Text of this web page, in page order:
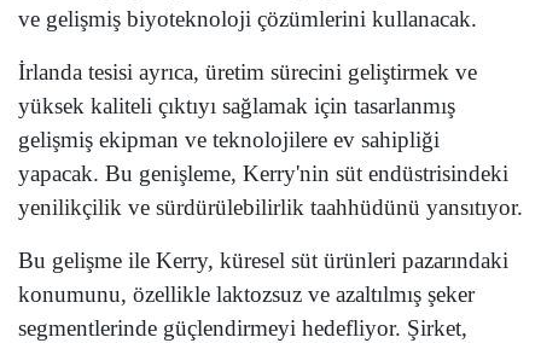
ve gelişmiş biyoteknoloji çözümlerini kullanacak.
İrlanda tesisi ayrıca, üretim sürecini geliştirmek ve
yüksek kaliteli çıktıyı sağlamak için tasarlanmış
gelişmiş ekipman ve teknolojilere ev sahipliği
yapacak. Bu genişleme, Kerry'nin süt endüstrisindeki
yenilikçilik ve sürdürülebilirlik taahhüdünü yansıtıyor.
Bu gelişme ile Kerry, küresel süt ürünleri pazarındaki
konumunu, özellikle laktozsuz ve azaltılmış şeker
segmentlerinde güçlendirmeyi hedefliyor. Şirket,